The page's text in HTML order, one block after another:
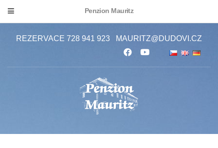
Penzion Mauritz
REZERVACE 728 941 923 MAURITZ@DUDOVI.CZ